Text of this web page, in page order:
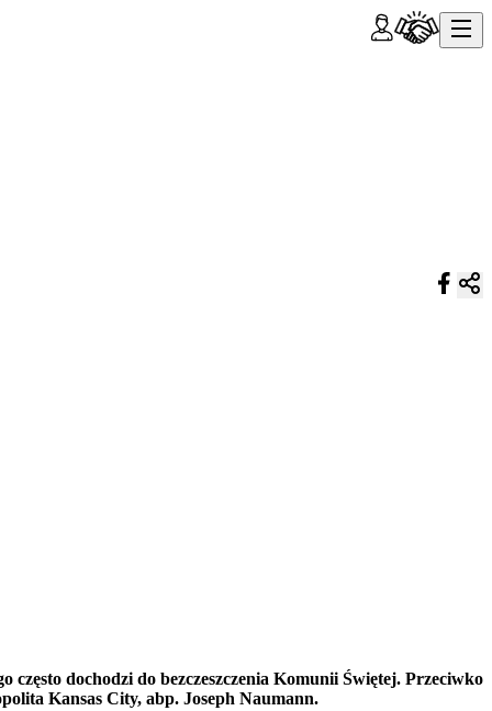
często dochodzi do bezczeszczenia Komunii Świętej. Przeciwko
Kansas City, abp. Joseph Naumann.